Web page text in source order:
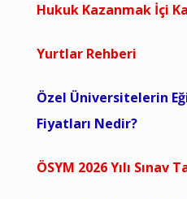
Hukuk Kazanmak İçi
Yurtlar Rehberi
Özel Üniversitelerin
Fiyatları Nedir?
ÖSYM 2026 Yılı Sınav